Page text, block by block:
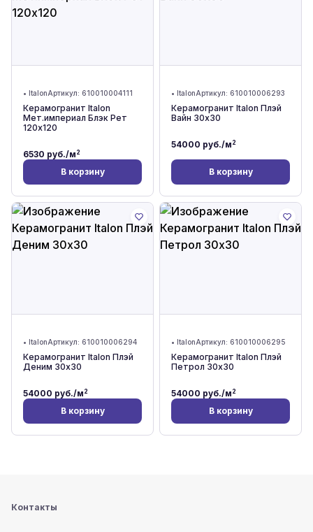
• ItalonАртикул: 610010004111
Керамогранит Italon
Мет.империал Блэк Рет
120x120
6530 руб./м2
В корзину
• ItalonАртикул: 610010006293
Керамогранит Italon Плэй
Вайн 30x30
54000 руб./м2
В корзину
• ItalonАртикул: 610010006294
Керамогранит Italon Плэй
Деним 30x30
54000 руб./м2
В корзину
• ItalonАртикул: 610010006295
Керамогранит Italon Плэй
Петрол 30x30
54000 руб./м2
В корзину
Контакты